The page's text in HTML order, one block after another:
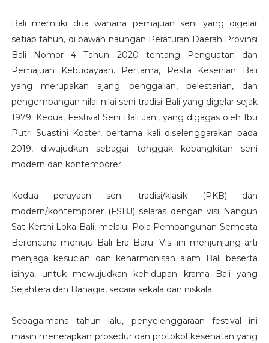
Bali memiliki dua wahana pemajuan seni yang digelar
setiap tahun, di bawah naungan Peraturan Daerah Provinsi
Bali Nomor 4 Tahun 2020 tentang Penguatan dan
Pemajuan Kebudayaan. Pertama, Pesta Kesenian Bali
yang merupakan ajang penggalian, pelestarian, dan
pengembangan nilai-nilai seni tradisi Bali yang digelar sejak
1979. Kedua, Festival Seni Bali Jani, yang digagas oleh Ibu
Putri Suastini Koster, pertama kali diselenggarakan pada
2019, diwujudkan sebagai tonggak kebangkitan seni
modern dan kontemporer.
Kedua perayaan seni tradisi/klasik (PKB) dan
modern/kontemporer (FSBJ) selaras dengan visi Nangun
Sat Kerthi Loka Bali, melalui Pola Pembangunan Semesta
Berencana menuju Bali Era Baru. Visi ini menjunjung arti
menjaga kesucian dan keharmonisan alam Bali beserta
isinya, untuk mewujudkan kehidupan krama Bali yang
Sejahtera dan Bahagia, secara sekala dan niskala.
Sebagaimana tahun lalu, penyelenggaraan festival ini
masih menerapkan prosedur dan protokol kesehatan yang